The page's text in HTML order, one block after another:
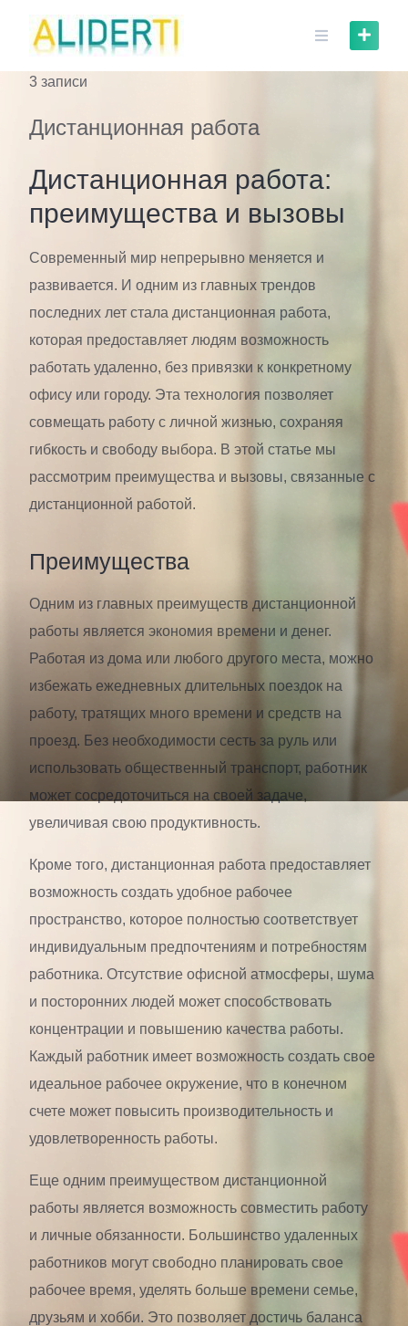
content
3 записи
Дистанционная работа
Дистанционная работа:
преимущества и вызовы
Современный мир непрерывно меняется и
развивается. И одним из главных трендов
последних лет стала дистанционная работа,
которая предоставляет людям возможность
работать удаленно, без привязки к конкретному
офису или городу. Эта технология позволяет
совмещать работу с личной жизнью, сохраняя
гибкость и свободу выбора. В этой статье мы
рассмотрим преимущества и вызовы, связанные с
дистанционной работой.
Преимущества
Одним из главных преимуществ дистанционной
работы является экономия времени и денег.
Работая из дома или любого другого места, можно
избежать ежедневных длительных поездок на
работу, тратящих много времени и средств на
проезд. Без необходимости сесть за руль или
использовать общественный транспорт, работник
может сосредоточиться на своей задаче,
увеличивая свою продуктивность.
Кроме того, дистанционная работа предоставляет
возможность создать удобное рабочее
пространство, которое полностью соответствует
индивидуальным предпочтениям и потребностям
работника. Отсутствие офисной атмосферы, шума
и посторонних людей может способствовать
концентрации и повышению качества работы.
Каждый работник имеет возможность создать свое
идеальное рабочее окружение, что в конечном
счете может повысить производительность и
удовлетворенность работы.
Еще одним преимуществом дистанционной
работы является возможность совместить работу
и личные обязанности. Большинство удаленных
работников могут свободно планировать свое
рабочее время, уделять больше времени семье,
друзьям и хобби. Это позволяет достичь баланса